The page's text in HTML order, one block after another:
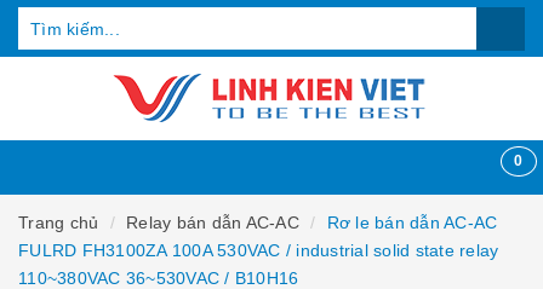
0
Trang chủ Relay bán dẫn AC-AC
Rơ le bán dẫn AC-AC
FULRD FH3100ZA 100A 530VAC / industrial solid state relay
110~380VAC 36~530VAC / B10H16